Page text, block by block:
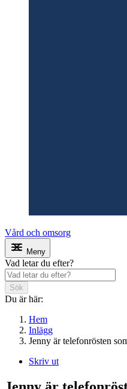
Vård och omsorg
Meny
Vad letar du efter?
Sök
Du är här:
Hem
Inlägg
Jenny är telefonrösten
Skriv ut